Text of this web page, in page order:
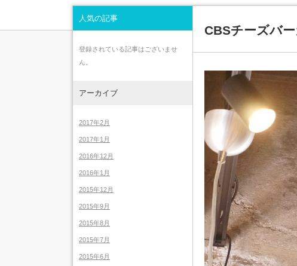
CBSチーズバ
人気の記事
登録されている記事はございませ
ん。
アーカイブ
2017年2月
2017年1月
2016年12月
2016年1月
2015年12月
2015年9月
2015年8月
2015年7月
2015年6月